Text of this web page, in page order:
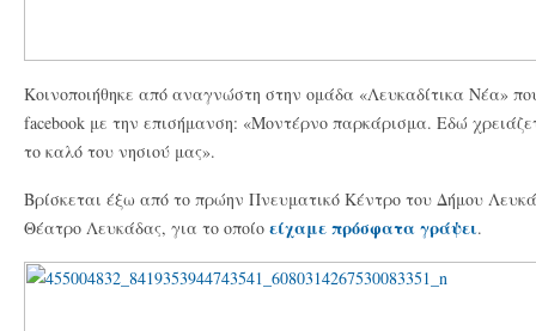
Κοινοποιήθηκε από αναγνώστη στην ομάδα «Λευκαδίτικα Νέα»
facebook με την επισήμανση: «Μοντέρνο παρκάρισμα. Εδώ
το καλό του νησιού μας».
Βρίσκεται έξω από το πρώην Πνευματικό Κέντρο του Δήμου
Θέατρο Λευκάδας, για το οποίο είχαμε πρόσφατα γράψει.